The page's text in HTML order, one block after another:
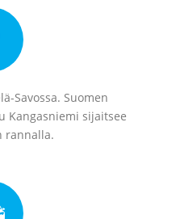
Savossa. Suomen
Kangasniemi sijaitsee
rannalla.